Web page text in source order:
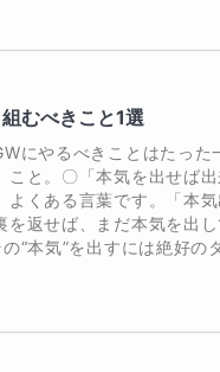
むべきこと1選
にやるべきことはたった
こと。〇「本気を出せば
よくある言葉です。「本
を返せば、まだ本気を出
“本気”を出すには絶好の